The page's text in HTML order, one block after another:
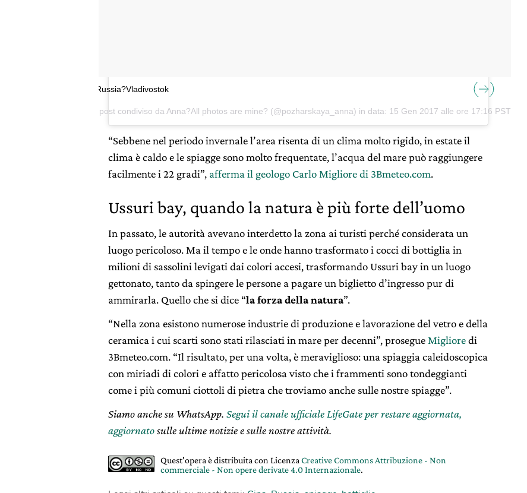
Russia?Vladivostok
Un post condiviso da Anna?All photos are mine? (@pozharskaya_anna) in data: 15 Gen 2017 alle ore 17:16 PST
“Sebbene nel periodo invernale l’area risenta di un clima molto rigido, in estate il
clima è caldo e le spiagge sono molto frequentate, l’acqua del mare può raggiungere
facilmente i 22 gradi”, afferma il geologo Carlo Migliore di 3Bmeteo.com.
Ussuri bay, quando la natura è più forte dell’uomo
In passato, le autorità avevano interdetto la zona ai turisti perché considerata un
luogo pericoloso. Ma il tempo e le onde hanno trasformato i cocci di bottiglia in
milioni di sassolini levigati dai colori accesi, trasformando Ussuri bay in un luogo
gettonato, tanto da spingere le persone a pagare un biglietto d’ingresso pur di
ammirarla. Quello che si dice “la forza della natura”.
“Nella zona esistono numerose industrie di produzione e lavorazione del vetro e della
ceramica i cui scarti sono stati rilasciati in mare per decenni”, prosegue Miglioredi
3Bmeteo.com. “Il risultato, per una volta, è meraviglioso: una spiaggia caleidoscopica
con miriadi di colori e affatto pericolosa visto che i frammenti sono tondeggianti
come i più comuni ciottoli di pietra che troviamo anche sulle nostre spiagge”.
Siamo anche su WhatsApp. Segui il canale ufficiale LifeGate per restare aggiornata,
aggiornatosulle ultime notizie e sulle nostre attività.
Quest'opera è distribuita con Licenza Creative Commons Attribuzione - Non
commerciale - Non opere derivate 4.0 Internazionale.